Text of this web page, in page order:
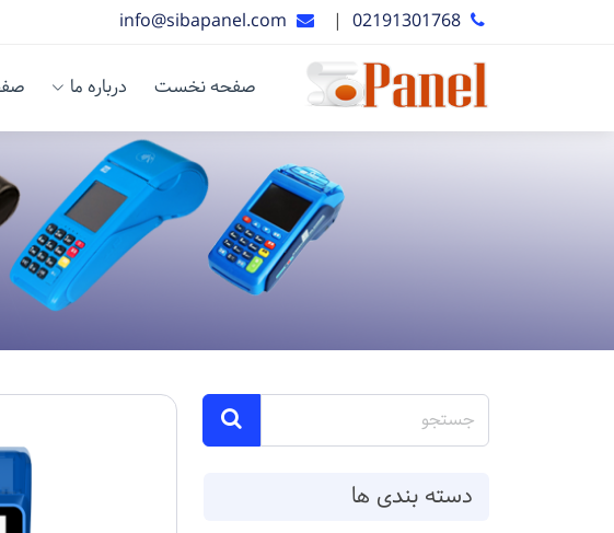
02191301768
|
info@sibapanel.com
صفحه نخست درباره ما
دسته بندی ها